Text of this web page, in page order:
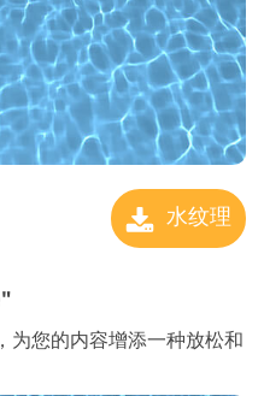
水纹理
为您的内容增添一种放松和